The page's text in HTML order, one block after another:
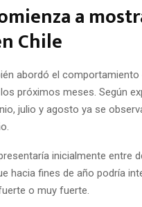
a
Chile
abordó el
próximos meses. Según
julio y agosto ya se
inicialmente entre
hacia fines de año podría
o muy fuerte.